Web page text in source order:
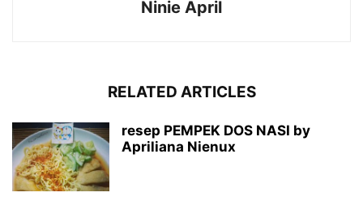
Ninie April
RELATED ARTICLES
resep PEMPEK DOS NASI by
Apriliana Nienux